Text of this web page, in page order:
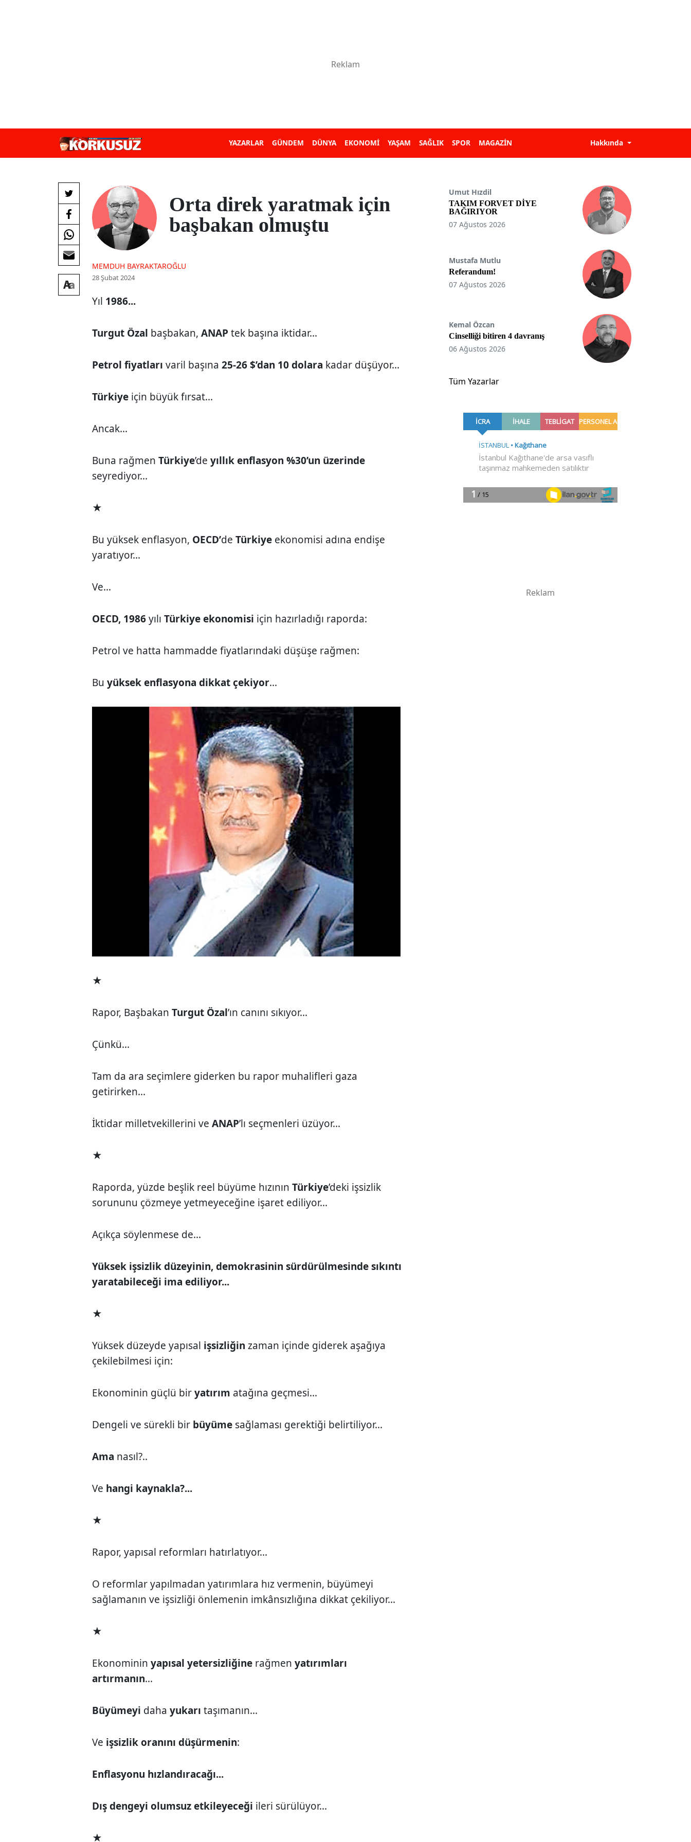
YAZARLAR GÜNDEM DÜNYA EKONOMİ YAŞAM SAĞLIK SPOR MAGAZİN Hakkında
Orta direk yaratmak için
başbakan olmuştu
MEMDUH BAYRAKTAROĞLU
28 Şubat 2024
Yıl 1986...
Turgut Özal başbakan,ANAP tek başına iktidar...
Petrol fiyatları varil başına25-26 $’dan 10 dolara kadar düşüyor...
Türkiye için büyük fırsat...
Ancak...
Buna rağmenTürkiye’deyıllık enflasyon %30’un üzerinde
seyrediyor...
★
Bu yüksek enflasyon, OECD’deTürkiye ekonomisi adına endişe
yaratıyor...
Ve...
OECD, 1986yılıTürkiye ekonomisi için hazırladığı raporda:
Petrol ve hatta hammadde fiyatlarındaki düşüşe rağmen:
Buyüksek enflasyona dikkat çekiyor...
★
Rapor, BaşbakanTurgut Özal’ın canını sıkıyor...
Çünkü...
Tam da ara seçimlere giderken bu rapor muhalifleri gaza
getirirken...
İktidar milletvekillerini veANAP’lı seçmenleri üzüyor...
★
Raporda, yüzde beşlik reel büyüme hızınınTürkiye’deki işsizlik
sorununu çözmeye yetmeyeceğine işaret ediliyor...
Açıkça söylenmese de...
Yüksek işsizlik düzeyinin, demokrasinin sürdürülmesinde sıkıntı
yaratabileceği ima ediliyor...
★
Yüksek düzeyde yapısal işsizliğin zaman içinde giderek aşağıya
çekilebilmesi için:
Ekonominin güçlü biryatırım atağına geçmesi...
Dengeli ve sürekli bir büyüme sağlaması gerektiği belirtiliyor...
Ama nasıl?..
Ve hangi kaynakla?...
★
Rapor, yapısal reformları hatırlatıyor...
O reformlar yapılmadan yatırımlara hız vermenin, büyümeyi
sağlamanın ve işsizliği önlemenin imkânsızlığına dikkat çekiliyor...
★
Ekonomininyapısal yetersizliğine rağmenyatırımları
artırmanın...
Büyümeyi dahayukarıtaşımanın...
Ve işsizlik oranını düşürmenin:
Enflasyonu hızlandıracağı...
Dış dengeyi olumsuz etkileyeceği ileri sürülüyor...
★
Umut Hızdil
TAKIM FORVET DİYE
BAĞIRIYOR
07 Ağustos 2026
Mustafa Mutlu
Referandum!
07 Ağustos 2026
Kemal Özcan
Cinselliği bitiren 4 davranış
06 Ağustos 2026
Tüm Yazarlar